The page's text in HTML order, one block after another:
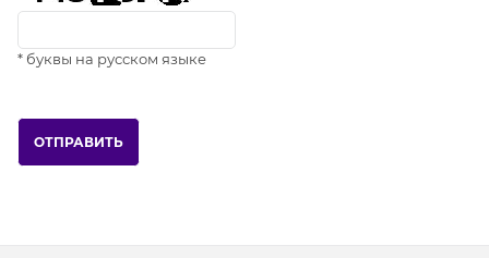
* буквы на русском языке